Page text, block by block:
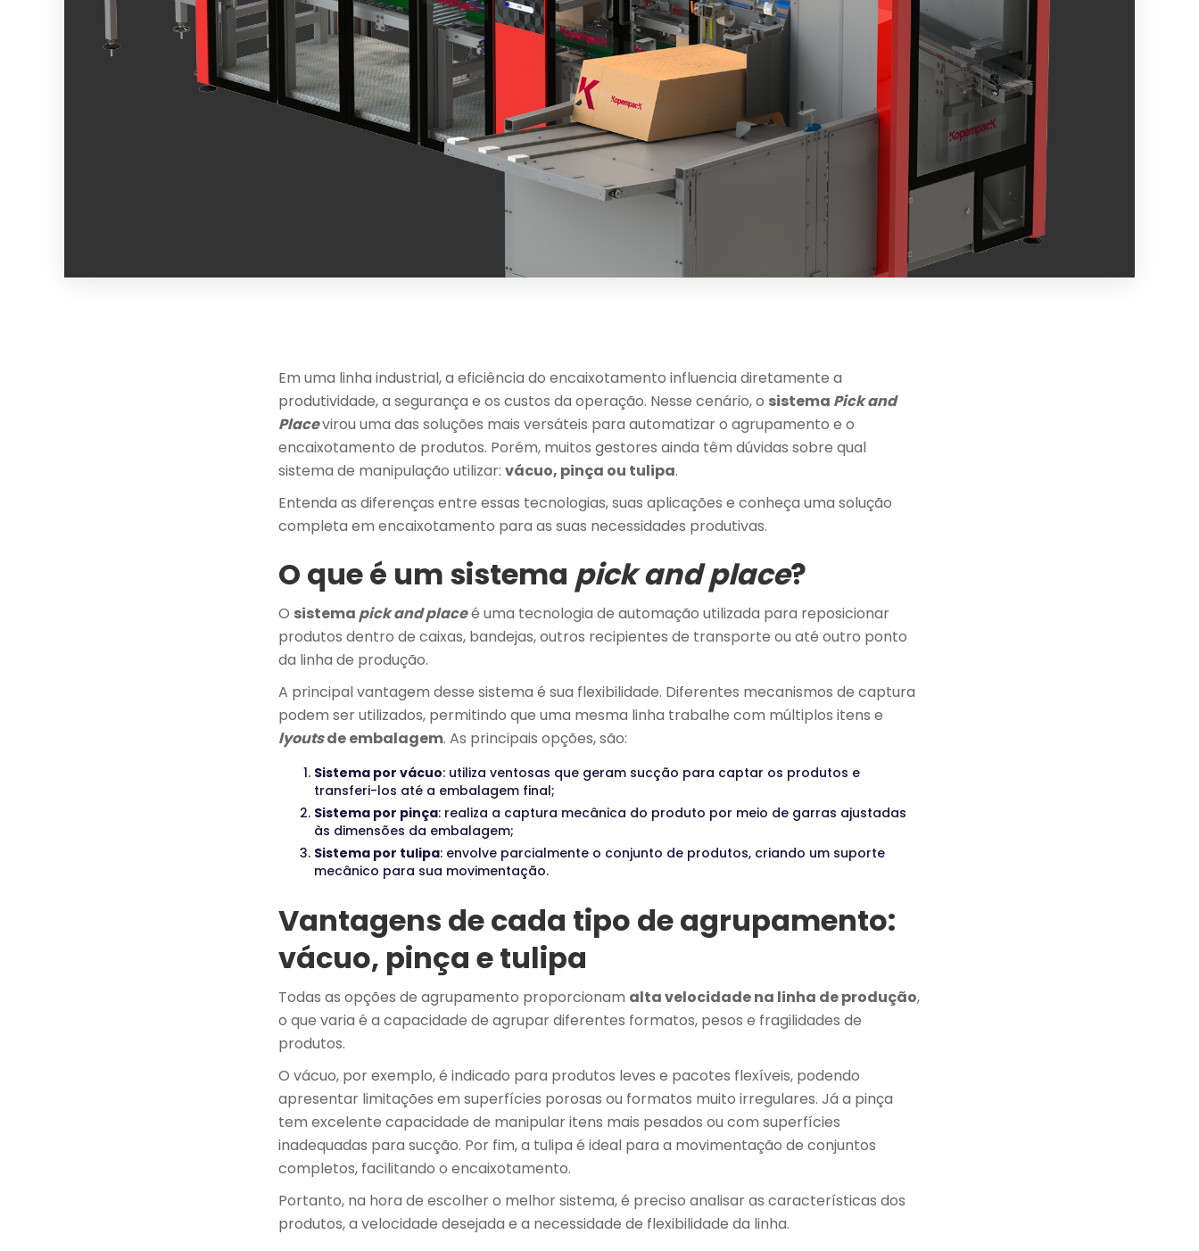
Em uma linha industrial, a eficiência do encaixotamento influencia diretamente a
produtividade, a segurança e os custos da operação. Nesse cenário, o sistema Pick and
Placevirou uma das soluções mais versáteis para automatizar o agrupamento e o
encaixotamento de produtos. Porém, muitos gestores ainda têm dúvidas sobre qual
sistema de manipulação utilizar: vácuo, pinça ou tulipa.
Entenda as diferenças entre essas tecnologias, suas aplicações e conheça uma solução
completa em encaixotamento para as suas necessidades produtivas.
O que é um sistema pick and place?
O sistema pick and placeé uma tecnologia de automação utilizada para reposicionar
produtos dentro de caixas, bandejas, outros recipientes de transporte ou até outro ponto
da linha de produção.
A principal vantagem desse sistema é sua flexibilidade. Diferentes mecanismos de captura
podem ser utilizados, permitindo que uma mesma linha trabalhe com múltiplos itens e
lyoutsde embalagem. As principais opções, são:
Sistema por vácuo: utiliza ventosas que geram sucção para captar os produtos e
transferi-los até a embalagem final;
Sistema por pinça: realiza a captura mecânica do produto por meio de garras ajustadas
às dimensões da embalagem;
Sistema por tulipa: envolve parcialmente o conjunto de produtos, criando um suporte
mecânico para sua movimentação.
Vantagens de cada tipo de agrupamento:
vácuo, pinça e tulipa
Todas as opções de agrupamento proporcionam alta velocidade na linha de produção,
o que varia é a capacidade de agrupar diferentes formatos, pesos e fragilidades de
produtos.
O vácuo, por exemplo, é indicado para produtos leves e pacotes flexíveis, podendo
apresentar limitações em superfícies porosas ou formatos muito irregulares. Já a pinça
tem excelente capacidade de manipular itens mais pesados ou com superfícies
inadequadas para sucção. Por fim, a tulipa é ideal para a movimentação de conjuntos
completos, facilitando o encaixotamento.
Portanto, na hora de escolher o melhor sistema, é preciso analisar as características dos
produtos, a velocidade desejada e a necessidade de flexibilidade da linha.